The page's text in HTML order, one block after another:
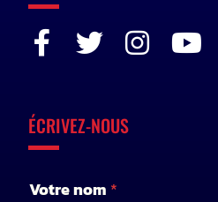
ÉCRIVEZ-NOUS
Votre nom *